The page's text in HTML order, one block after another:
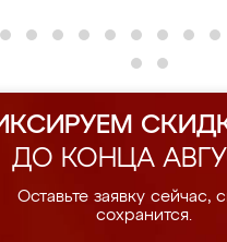
ДО КОНЦА
Оставьте заявку сейчас,
сохранится.